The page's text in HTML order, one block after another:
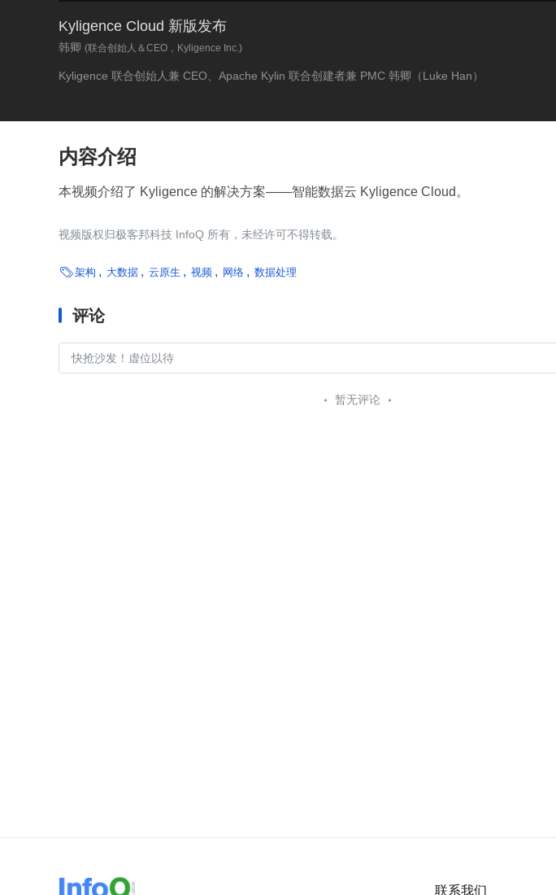
Kyligence Cloud 新版发布
韩卿 (联合创始人＆CEO，Kyligence Inc.)
Kyligence 联合创始人兼 CEO、Apache Kylin 联合创建者兼 PMC 韩卿（Luke Han）
内容介绍
本视频介绍了 Kyligence 的解决方案——智能数据云 Kyligence Cloud。
视频版权归极客邦科技 InfoQ 所有，未经许可不得转载。
架构 大数据 云原生 视频 网络 数据处理
评论
暂无评论
联系我们